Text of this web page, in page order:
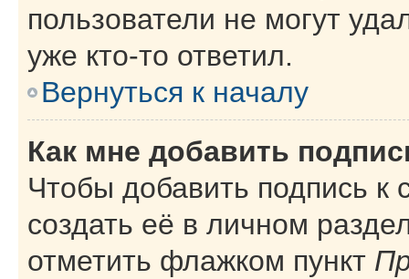
пользователи не могут
уже кто-то ответил.
Вернуться к началу
Как мне добавить
Чтобы добавить подпись
создать её в личном
отметить флажком пункт